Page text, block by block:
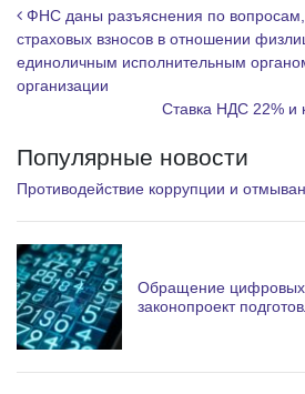
r
a
m
Навигация по записям
ФНС даны разъяснения по
страховых взносов в отношении
единоличным исполнительным
организации
Ставка НДС 22% и
Популярные новости
Противодействие коррупции и
Обращение
законопроект